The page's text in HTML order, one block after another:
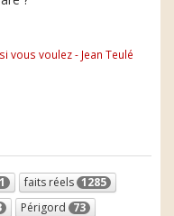
vous voulez - Jean Teulé
faits réels 1285
Périgord 73